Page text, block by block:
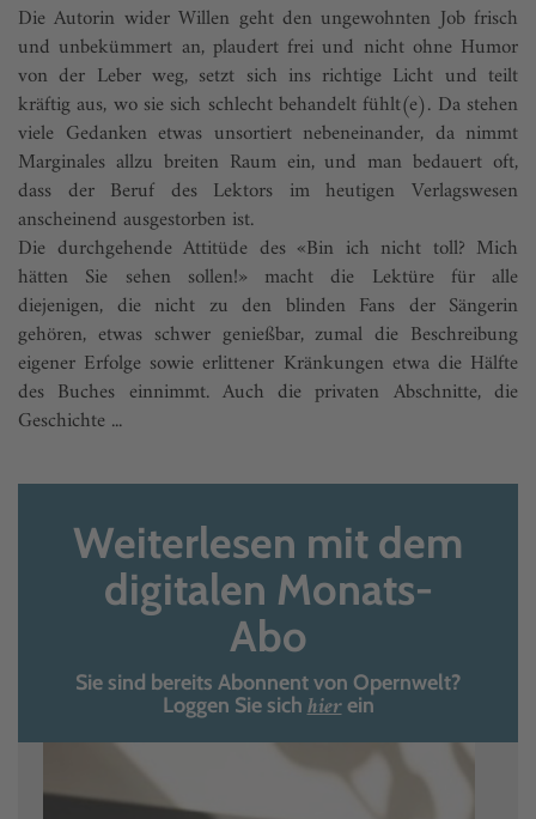
Die Autorin wider Willen geht den ungewohnten Job frisch
und unbekümmert an, plaudert frei und nicht ohne Humor
von der Leber weg, setzt sich ins richtige Licht und teilt
kräftig aus, wo sie sich schlecht behandelt fühlt(e). Da stehen
viele Gedanken etwas unsortiert nebeneinander, da nimmt
Marginales allzu breiten Raum ein, und man bedauert oft,
dass der Beruf des Lektors im heu­tigen Verlagswesen
anscheinend ausgestorben ist.
Die durchgehende Attitüde des «Bin ich nicht toll? Mich
hätten Sie sehen sollen!» macht die Lektüre für alle
diejenigen, die nicht zu den blinden Fans der Sängerin
gehören, etwas schwer genießbar, zumal die Beschreibung
eigener Erfolge sowie erlittener Kränkungen etwa die Hälfte
des Buches einnimmt. Auch die privaten Abschnitte, die
Geschichte ...
Weiterlesen mit dem
digitalen Monats-
Abo
Sie sind bereits Abonnent von Opernwelt?
Loggen Sie sich hierein